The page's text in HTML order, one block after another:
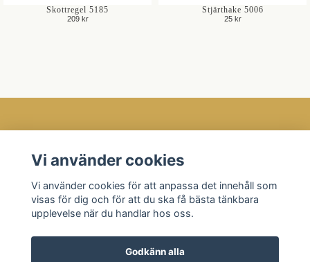
Skottregel 5185
209 kr
Stjärthake 5006
25 kr
Kundtjänst
Läs mer
Sociala medier
Vi använder cookies
Vi använder cookies för att anpassa det innehåll som
visas för dig och för att du ska få bästa tänkbara
upplevelse när du handlar hos oss.
Godkänn alla